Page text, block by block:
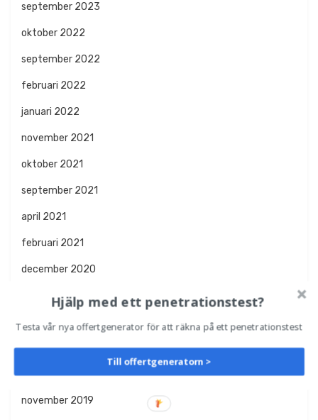
september 2023
oktober 2022
september 2022
februari 2022
januari 2022
november 2021
oktober 2021
september 2021
april 2021
februari 2021
december 2020
oktober 2020
augusti 2020
april 2020
januari 2020
november 2019
Hjälp med ett penetrationstest?
Testa vår nya offertgenerator för att räkna på ett penetrationstest
Till offertgeneratorn >